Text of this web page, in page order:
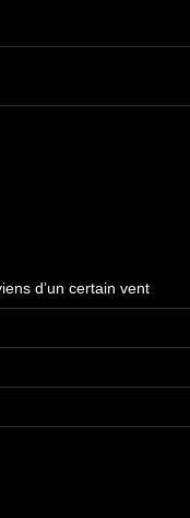
d’un certain vent